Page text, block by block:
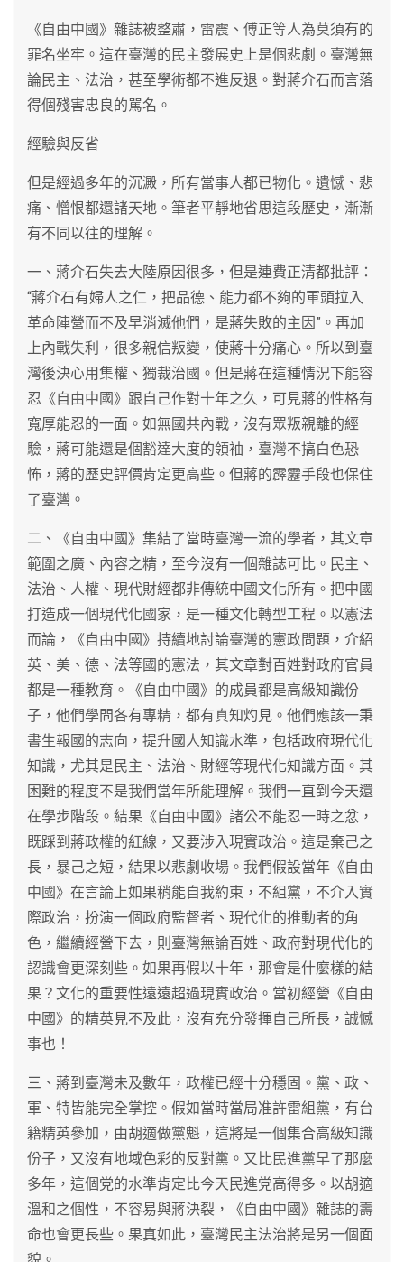
《自由中國》雜誌被整肅，雷震、傅正等人為莫須有的
罪名坐牢。這在臺灣的民主發展史上是個悲劇。臺灣無
論民主、法治，甚至學術都不進反退。對蔣介石而言落
得個殘害忠良的駡名。
經驗與反省
但是經過多年的沉澱，所有當事人都已物化。遺憾、悲
痛、憎恨都還諸天地。筆者平靜地省思這段歷史，漸漸
有不同以往的理解。
一、蔣介石失去大陸原因很多，但是連費正清都批評：
“蔣介石有婦人之仁，把品德、能力都不夠的軍頭拉入
革命陣營而不及早消滅他們，是蔣失敗的主因”。再加
上內戰失利，很多親信叛變，使蔣十分痛心。所以到臺
灣後決心用集權、獨裁治國。但是蔣在這種情況下能容
忍《自由中國》跟自己作對十年之久，可見蔣的性格有
寬厚能忍的一面。如無國共內戰，沒有眾叛親離的經
驗，蔣可能還是個豁達大度的領袖，臺灣不搞白色恐
怖，蔣的歷史評價肯定更高些。但蔣的霹靂手段也保住
了臺灣。
二、《自由中國》集結了當時臺灣一流的學者，其文章
範圍之廣、內容之精，至今沒有一個雜誌可比。民主、
法治、人權、現代財經都非傳統中國文化所有。把中國
打造成一個現代化國家，是一種文化轉型工程。以憲法
而論，《自由中國》持續地討論臺灣的憲政問題，介紹
英、美、德、法等國的憲法，其文章對百姓對政府官員
都是一種教育。《自由中國》的成員都是高級知識份
子，他們學問各有專精，都有真知灼見。他們應該一秉
書生報國的志向，提升國人知識水準，包括政府現代化
知識，尤其是民主、法治、財經等現代化知識方面。其
困難的程度不是我們當年所能理解。我們一直到今天還
在學步階段。結果《自由中國》諸公不能忍一時之忿，
既踩到蔣政權的紅線，又要涉入現實政治。這是棄己之
長，暴己之短，結果以悲劇收場。我們假設當年《自由
中國》在言論上如果稍能自我約束，不組黨，不介入實
際政治，扮演一個政府監督者、現代化的推動者的角
色，繼續經營下去，則臺灣無論百姓、政府對現代化的
認識會更深刻些。如果再假以十年，那會是什麼樣的結
果？文化的重要性遠遠超過現實政治。當初經營《自由
中國》的精英見不及此，沒有充分發揮自己所長，誠憾
事也！
三、蔣到臺灣未及數年，政權已經十分穩固。黨、政、
軍、特皆能完全掌控。假如當時當局准許雷組黨，有台
籍精英參加，由胡適做黨魁，這將是一個集合高級知識
份子，又沒有地域色彩的反對黨。又比民進黨早了那麼
多年，這個党的水準肯定比今天民進党高得多。以胡適
溫和之個性，不容易與蔣決裂，《自由中國》雜誌的壽
命也會更長些。果真如此，臺灣民主法治將是另一個面